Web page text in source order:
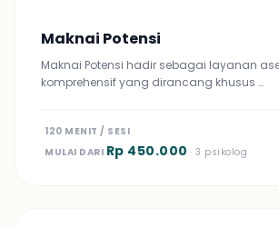
Maknai Potensi
Maknai Potensi hadir sebagai layanan
komprehensif yang dirancang khusus …
120 MENIT / SESI
MULAI DARI Rp 450.000 · 3 psikolog